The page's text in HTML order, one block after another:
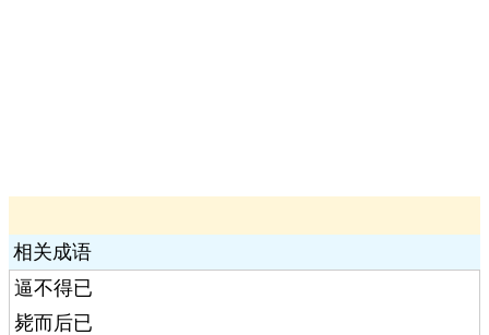
相关成语
逼不得已
毙而后已